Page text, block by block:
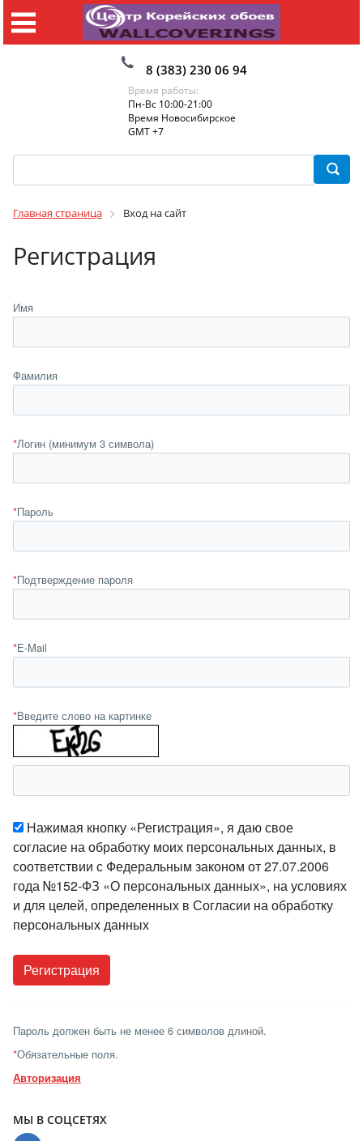
8 (383) 230 06 94
Время работы:
Пн-Вс 10:00-21:00
Время Новосибирское
GMT +7
Главная страница Вход на сайт
Регистрация
Имя
Фамилия
*Логин (минимум 3 символа)
*Пароль
*Подтверждение пароля
*E-Mail
*Введите слово на картинке
Нажимая кнопку «Регистрация», я даю свое
согласие на обработку моих персональных данных, в
соответствии с Федеральным законом от 27.07.2006
года №152-ФЗ «О персональных данных», на условиях
и для целей, определенных в Согласии на обработку
персональных данных
Пароль должен быть не менее 6 символов длиной.
*Обязательные поля.
Авторизация
МЫ В СОЦСЕТЯХ